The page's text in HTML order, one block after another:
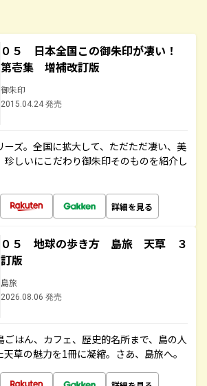
０５ 日本全国この御朱印が凄い！
第壱集 増補改訂版
御朱印
2015.04.24 発売
ーズ。全国に拡大して、ただただ凄い、美
珍しいにこだわり御朱印そのものを紹介し
詳細を見る
０５ 地球の歩き方 島旅 天草 ３
訂版
島旅
2026.08.06 発売
ごはん、カフェ、歴史的名所まで、島の人
草の魅力を1冊に凝縮。さあ、島旅へ。